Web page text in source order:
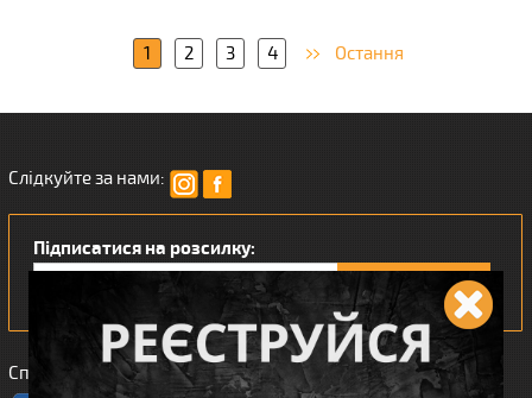
1 2 3 4 Остання
Слідкуйте за нами:
Підписатися на розсилку:
Сподобався наш інтернет магазин?